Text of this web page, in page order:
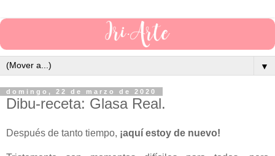
▼
domingo, 22 de marzo de 2020
Dibu-receta: Glasa Real.
Después de tanto tiempo, ¡aquí estoy de nuevo!